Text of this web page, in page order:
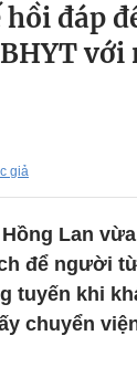
đáp
với
giả
Lan
để người
tuyến khi
chuyển